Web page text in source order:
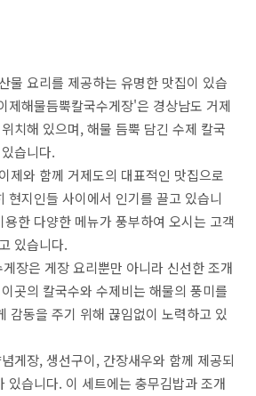
물 요리를 제공하는 유명한 맛집이 있습
제해물듬뿍칼국수게장'은 경상남도 거제
치해 있으며, 해물 듬뿍 담긴 수제 칼국
습니다.
제와 함께 거제도의 대표적인 맛집으로
현지인들 사이에서 인기를 끌고 있습니
한 다양한 메뉴가 풍부하여 오시는 고객
있습니다.
장은 게장 요리뿐만 아니라 신선한 조개
곳의 칼국수와 수제비는 해물의 풍미를
감동을 주기 위해 끊임없이 노력하고 있
게장, 생선구이, 간장새우와 함께 제공되
있습니다. 이 세트에는 충무김밥과 조개